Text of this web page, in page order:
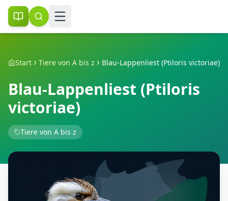
Start Tiere von A bis z Blau-Lappenliest (Ptiloris victoriae)
Blau-Lappenliest (Ptiloris
victoriae)
Tiere von A bis z